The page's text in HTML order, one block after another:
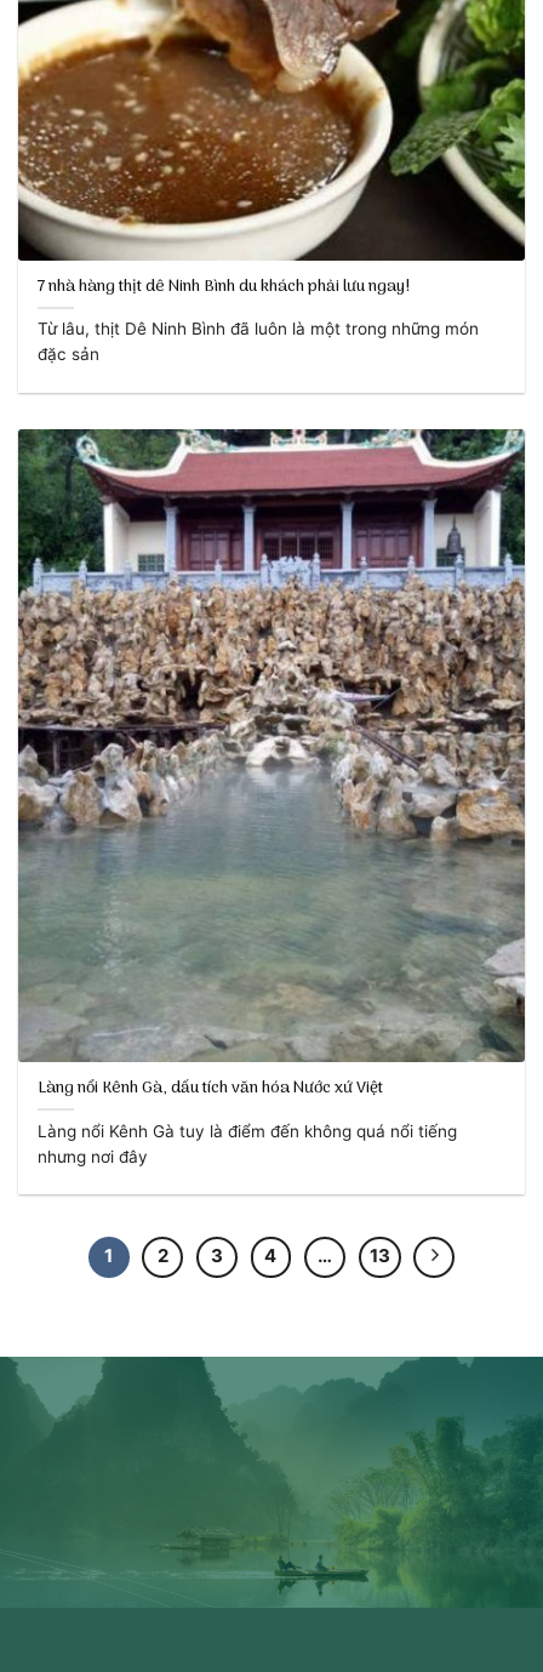
7 nhà hàng thịt dê Ninh Bình du khách phải lưu ngay!
Từ lâu, thịt Dê Ninh Bình đã luôn là một trong những món
đặc sản
Làng nổi Kênh Gà, dấu tích văn hóa Nước xứ Việt
Làng nổi Kênh Gà tuy là điểm đến không quá nổi tiếng
nhưng nơi đây
1 2 3 4 … 13